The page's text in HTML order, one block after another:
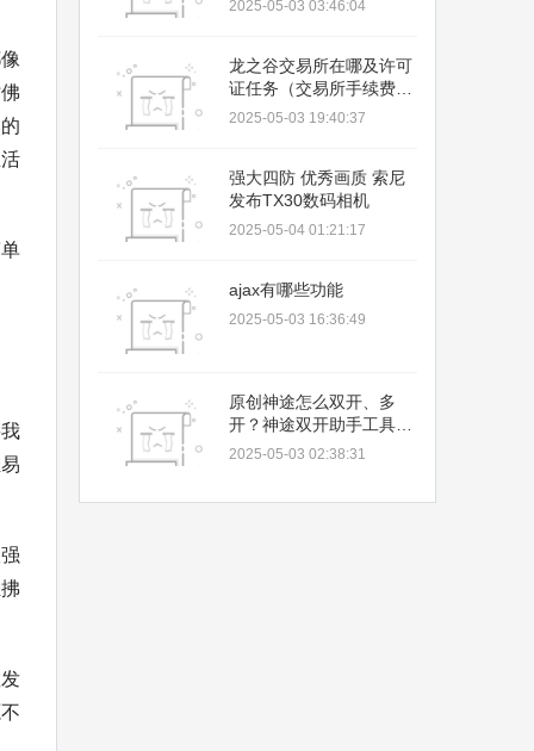
2025-05-03 03:46:04
龙之谷交易所在哪及许可
证任务（交易所手续费及
购买技巧）
2025-05-03 19:40:37
强大四防 优秀画质 索尼
发布TX30数码相机
2025-05-04 01:21:17
ajax有哪些功能
2025-05-03 16:36:49
原创神途怎么双开、多
开？神途双开助手工具下
载安装教程
2025-05-03 02:38:31